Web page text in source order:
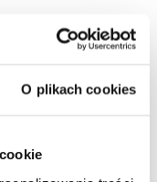
O plikach cookies
how, pigułki